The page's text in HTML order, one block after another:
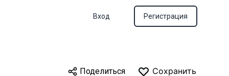
Вход Регистрация
Поделиться Сохранить